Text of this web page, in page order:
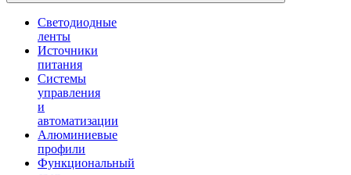
Светодиодные
ленты
Источники
питания
Системы
управления
и
автоматизации
Алюминиевые
профили
Функциональный